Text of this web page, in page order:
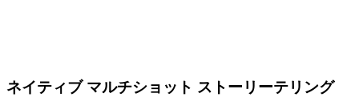
ネイティブ マルチショット ストーリーテリング